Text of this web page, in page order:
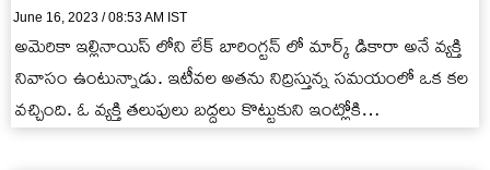
June 16, 2023 / 08:53 AM IST
అమెరికా ఇల్లినాయిస్ లోని లేక్ బారింగ్టన్ లో మార్క్ డికారా అనే వ్యక్తి
నివాసం ఉంటున్నాడు. ఇటీవల అతను నిద్రిస్తున్న సమయంలో ఒక కల
వచ్చింది. ఓ వ్యక్తి తలుపులు బద్దలు కొట్టుకుని ఇంట్లోకి…